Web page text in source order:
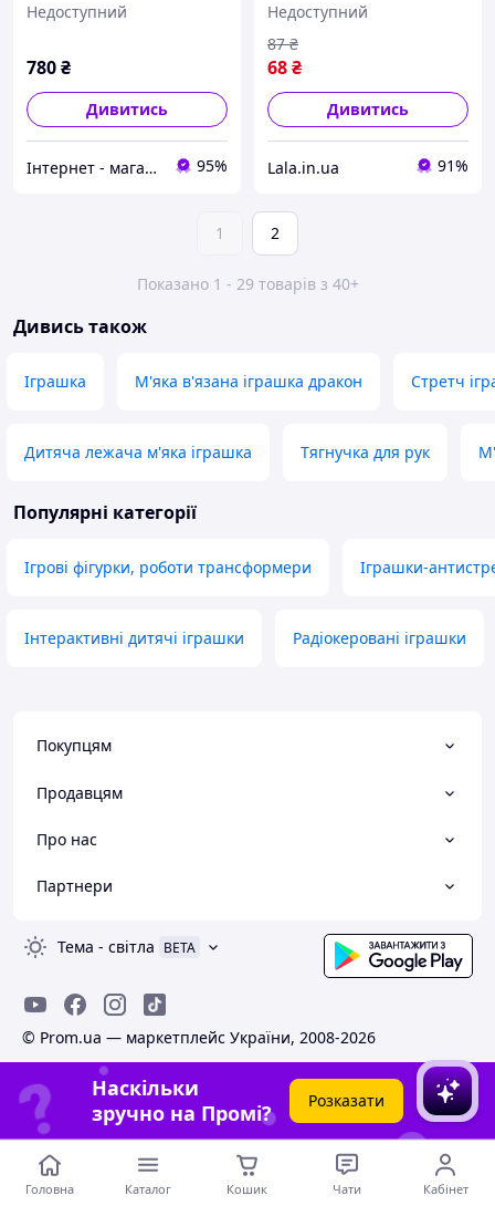
розмір 16,5x20x21,5 см,
Недоступний
780₴
Дивитись
Інтернет - магазин "Lion" 95%
32 см, Lala.in.ua
Недоступний
68₴
87 ₴
Дивитись
Lala.in.ua 91%
1 2
Показано 1 - 29 товарів з 40+
Дивись також
Іграшка М'яка в'язана іграшка дракон Стретч
Дитяча лежача м'яка іграшка Тягнучка для рук
Популярні категорії
Ігрові фігурки, роботи трансформери Іграшки-
Інтерактивні дитячі іграшки Радіокеровані іграшки
Покупцям
Продавцям
Про нас
Партнери
Тема - світла BETA
© Prom.ua — маркетплейс України, 2008-2026
Наскільки
зручно на Промі?
Розказати
Головна Каталог Кошик Чати Кабінет